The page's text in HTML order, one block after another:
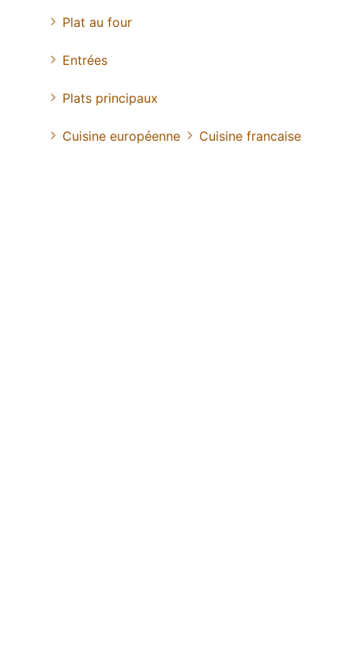
Plat au four
Entrées
Plats principaux
Cuisine européenne Cuisine francaise